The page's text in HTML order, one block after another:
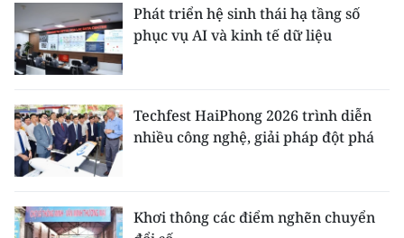
Phát triển hệ sinh thái hạ tầng số
phục vụ AI và kinh tế dữ liệu
Techfest HaiPhong 2026 trình diễn
nhiều công nghệ, giải pháp đột phá
Khơi thông các điểm nghẽn chuyển